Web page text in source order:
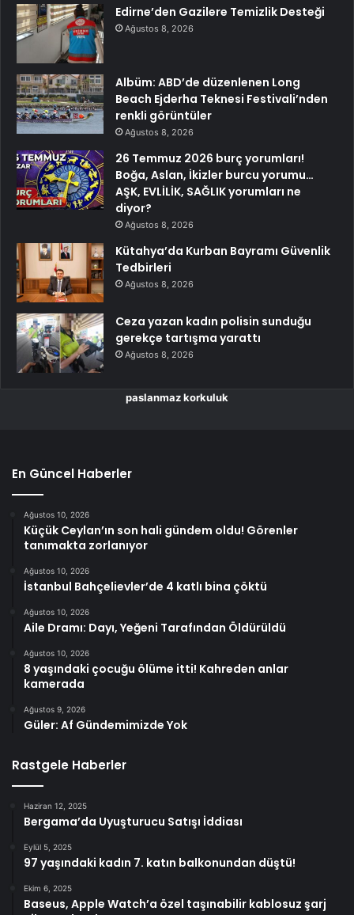
Edirne’den Gazilere Temizlik Desteği
Ağustos 8, 2026
Albüm: ABD’de düzenlenen Long
Beach Ejderha Teknesi Festivali’nden
renkli görüntüler
Ağustos 8, 2026
26 Temmuz 2026 burç yorumları!
Boğa, Aslan, İkizler burcu yorumu…
AŞK, EVLİLİK, SAĞLIK yorumları ne
diyor?
Ağustos 8, 2026
Kütahya’da Kurban Bayramı Güvenlik
Tedbirleri
Ağustos 8, 2026
Ceza yazan kadın polisin sunduğu
gerekçe tartışma yarattı
Ağustos 8, 2026
paslanmaz korkuluk
En Güncel Haberler
Ağustos 10, 2026
Küçük Ceylan’ın son hali gündem oldu! Görenler
tanımakta zorlanıyor
Ağustos 10, 2026
İstanbul Bahçelievler’de 4 katlı bina çöktü
Ağustos 10, 2026
Aile Dramı: Dayı, Yeğeni Tarafından Öldürüldü
Ağustos 10, 2026
8 yaşındaki çocuğu ölüme itti! Kahreden anlar
kamerada
Ağustos 9, 2026
Güler: Af Gündemimizde Yok
Rastgele Haberler
Haziran 12, 2025
Bergama’da Uyuşturucu Satışı İddiası
Eylül 5, 2025
97 yaşındaki kadın 7. katın balkonundan düştü!
Ekim 6, 2025
Baseus, Apple Watch’a özel taşınabilir kablosuz şarj